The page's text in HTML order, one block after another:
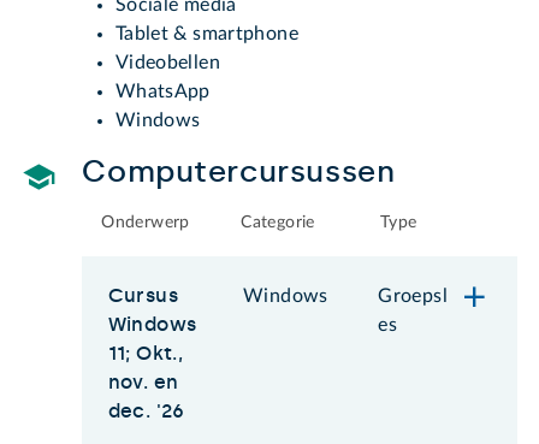
Sociale media
Tablet & smartphone
Videobellen
WhatsApp
Windows
Computercursussen
Onderwerp Categorie Type
Cursus
Windows
11; Okt.,
nov. en
dec. '26
Windows
Groepsl
es